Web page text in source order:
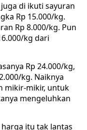
di ikuti sayuran
Rp 15.000/kg.
Rp 8.000/kg. Pun
kg dari
Rp 24.000/kg,
kg. Naiknya
mikir-mikir, untuk
mengeluhkan
itu tak lantas